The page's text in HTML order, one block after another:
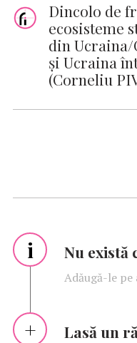
Dincolo de
ecosisteme
din Ucraina/
și Ucraina
(Corneliu
i Nu există
Adăugă-le pe
Lasă un